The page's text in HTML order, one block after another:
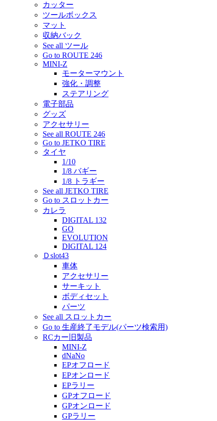
カッター
ツールボックス
マット
収納バック
See all ツール
Go to ROUTE 246
MINI-Z
モーターマウント
強化・調整
ステアリング
電子部品
グッズ
アクセサリー
See all ROUTE 246
Go to JETKO TIRE
タイヤ
1/10
1/8 バギー
1/8 トラギー
See all JETKO TIRE
Go to スロットカー
カレラ
DIGITAL 132
GO
EVOLUTION
DIGITAL 124
Ｄslot43
車体
アクセサリー
サーキット
ボディセット
パーツ
See all スロットカー
Go to 生産終了モデル(パーツ検索用)
RCカー旧製品
MINI-Z
dNaNo
EPオフロード
EPオンロード
EPラリー
GPオフロード
GPオンロード
GPラリー